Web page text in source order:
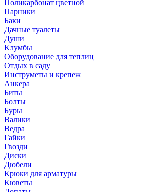
Поликарбонат цветной
Парники
Баки
Дачные туалеты
Души
Клумбы
Оборудование для теплиц
Отдых в саду
Инструметы и крепеж
Анкера
Биты
Болты
Буры
Валики
Ведра
Гайки
Гвозди
Диски
Дюбели
Крюки для арматуры
Кюветы